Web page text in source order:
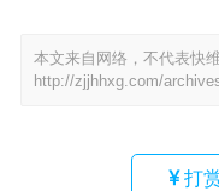
本文来自网络，不代表快
http://zjjhhxg.com/
打